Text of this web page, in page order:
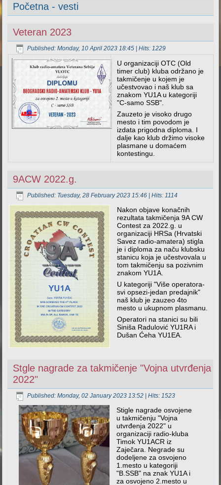
Početna - vesti
Veteran 2023
Published: Monday, 10 April 2023 18:45 | Hits: 1229
U organizaciji OTC (Old
timer club) kluba održano je
takmičenje u kojem je
učestvovao i naš klub sa
znakom YU1A u kategoriji
"C-samo SSB".
Zauzeto je visoko drugo
mesto i tim povodom je
izdata prigodna diploma. I
dalje kao klub držimo visoke
plasmane u domaćem
kontestingu.
9ACW 2022.g.
Published: Tuesday, 28 February 2023 15:46 | Hits: 1114
Nakon objave konačnih
rezultata takmičenja 9A CW
Contest za 2022.g. u
organizaciji HRSa (Hrvatski
Savez radio-amatera) stigla
je i diploma za naču klubsku
stanicu koja je učestvovala u
tom takmičenju sa pozivnim
znakom YU1A.
U kategoriji "Više operatora-
svi opsezi-jedan predajnik"
naš klub je zauzeo 4to
mesto u ukupnom plasmanu.
Operatori na stanici su bili
Siniša Radulović YU1RA i
Dušan Ćeha YU1EA.
Stgle nagrade za takmičenje "Vojna utvrđenja
2022"
Published: Monday, 02 January 2023 13:52 | Hits: 1523
Stigle nagrade osvojene
u takmičenju "Vojna
utvrđenja 2022" u
organizaciji radio-kluba
Timok YU1ACR iz
Zaječara. Negrade su
dodeljene za osvojeno
1.mesto u kategoriji
"B.SSB" na znak YU1A i
za osvojeno 2.mesto u